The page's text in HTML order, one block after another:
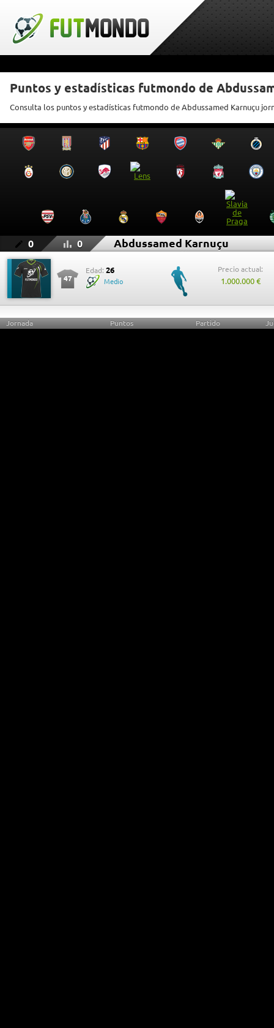
Puntos y estadísticas futmondo de
Consulta los puntos y estadísticas futmondo de Abdussamed Karnuçu
0 0 Abdussamed Karnuçu
47
Edad: 26
Medio
Precio actual:
1.000.000 €
Jornada Puntos Partido